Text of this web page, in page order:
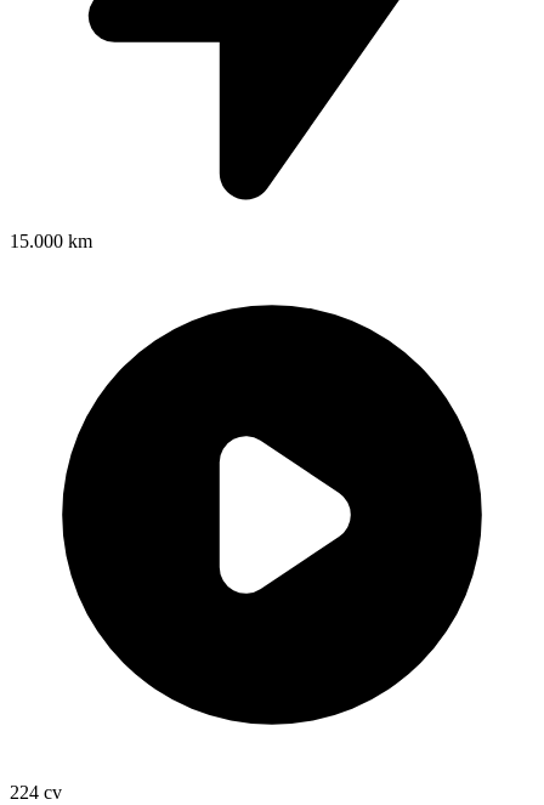
15.000 km
224 cv